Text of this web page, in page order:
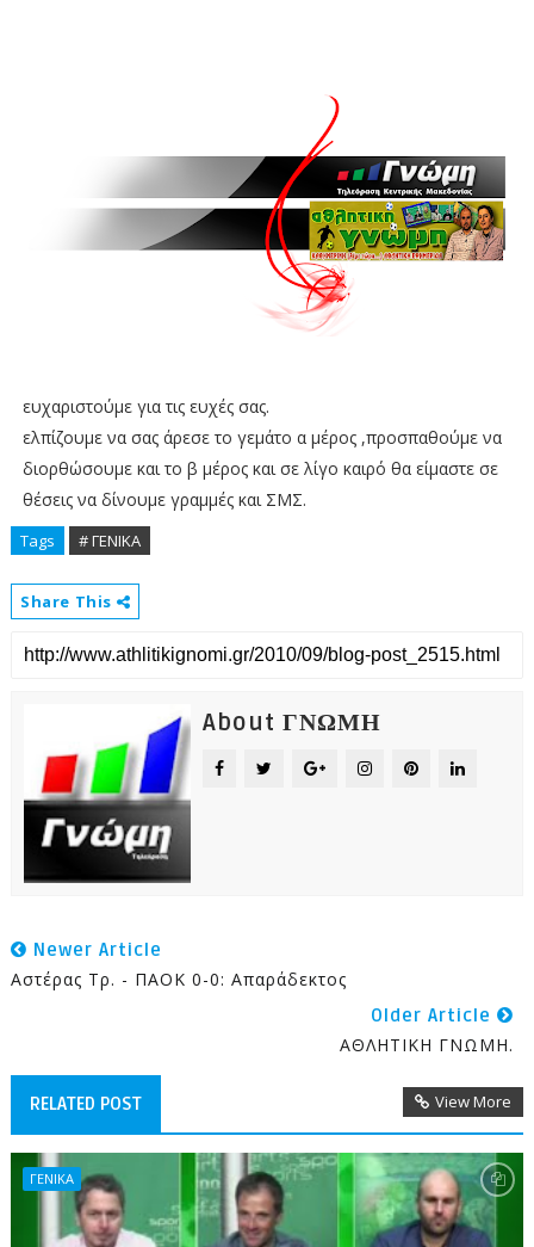
ευχαριστούμε για τις ευχές σας.
ελπίζουμε να σας άρεσε το γεμάτο α μέρος ,προσπαθούμε να
διορθώσουμε και το β μέροςκαι σε λίγο καιρό θα είμαστε σε
θέσεις να δίνουμε γραμμές και ΣΜΣ.
Tags # ΓΕΝΙΚΑ
Share This
About ΓΝΩΜΗ
Newer Article
Αστέρας Τρ. - ΠΑΟΚ 0-0: Απαράδεκτος
Older Article
AΘΛΗΤΙΚΗ ΓΝΩΜΗ.
RELATED POST View More
ΓΕΝΙΚΑ